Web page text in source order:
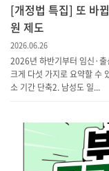
[개정법 특집] 또 바
원 제도
2026.06.26
2026년 하반기부터 임신·
크게 다섯 가지로 요약할 수
소 기간 단축​2. 남성도 일...